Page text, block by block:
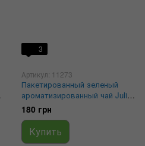
3
Артикул: 11273
Пакетированный зеленый
ароматизированный чай Julius
Meinl Жасмин 25 шт
180 грн
Купить